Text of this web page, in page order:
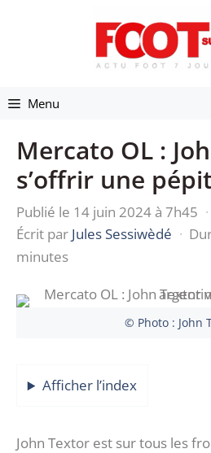
Menu
Mercato OL :
s’offrir une
Publié le 14 juin 2024 à 7h45 ·
Écrit par Jules Sessiwèdé ·
minutes
© Photo : John
Afficher l’index
John Textor est sur tous les